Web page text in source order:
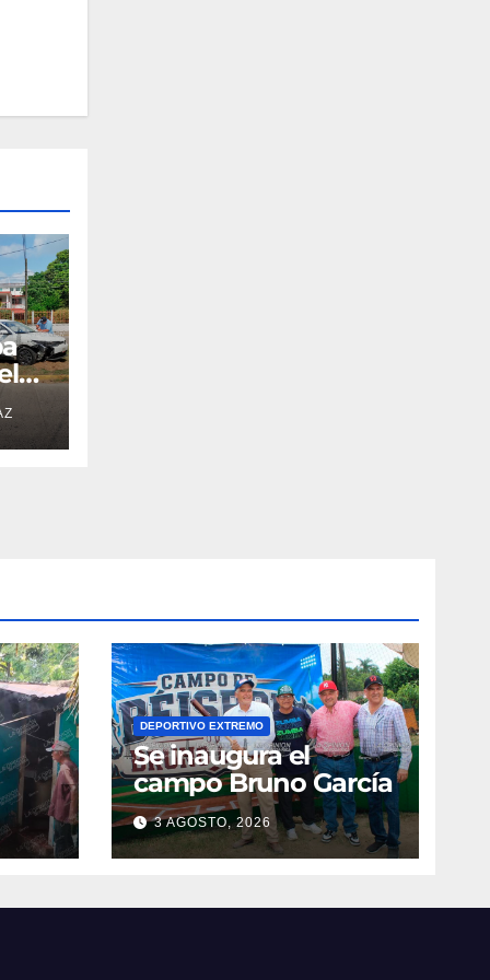
DEPORTIVO EXTREMO
Se inaugura el
campo Bruno García
3 AGOSTO, 2026